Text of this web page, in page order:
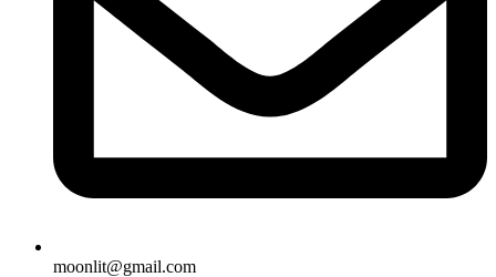
moonlit@gmail.com